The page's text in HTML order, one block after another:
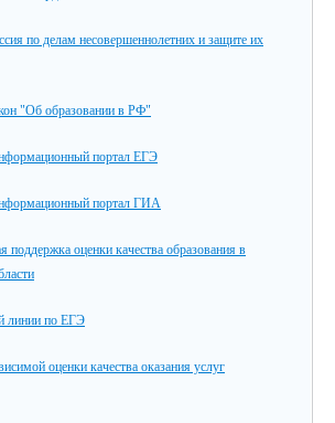
по делам несовершеннолетних и защите их
"Об образовании в РФ"
портал ЕГЭ
портал ГИА
оценки качества образования в
линии по ЕГЭ
оценки качества оказания услуг